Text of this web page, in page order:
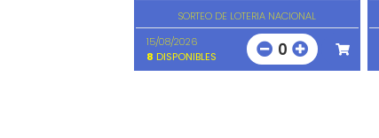
SORTEO DE LOTERIA NACIONAL
15/08/2026
8 DISPONIBLES 0